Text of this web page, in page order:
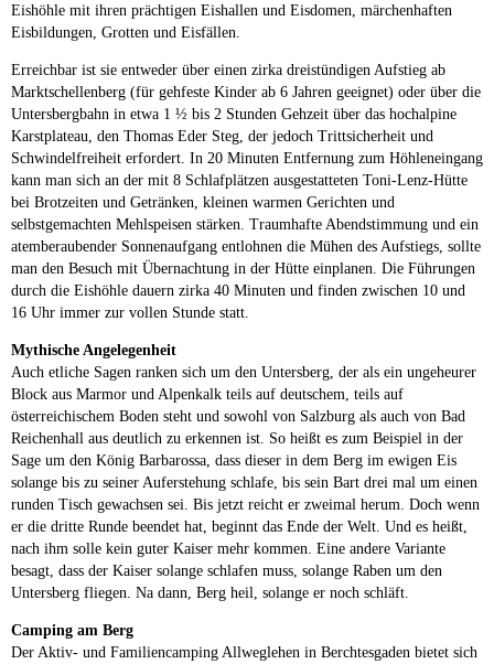
Eishöhle mit ihren prächtigen Eishallen und Eisdomen, märchenhaften
Eisbildungen, Grotten und Eisfällen.
Erreichbar ist sie entweder über einen zirka dreistündigen Aufstieg ab
Marktschellenberg (für gehfeste Kinder ab 6 Jahren geeignet) oder über die
Untersbergbahn in etwa 1 ½ bis 2 Stunden Gehzeit über das hochalpine
Karstplateau, den Thomas Eder Steg, der jedoch Trittsicherheit und
Schwindelfreiheit erfordert. In 20 Minuten Entfernung zum Höhleneingang
kann man sich an der mit 8 Schlafplätzen ausgestatteten Toni-Lenz-Hütte
bei Brotzeiten und Getränken, kleinen warmen Gerichten und
selbstgemachten Mehlspeisen stärken. Traumhafte Abendstimmung und ein
atemberaubender Sonnenaufgang entlohnen die Mühen des Aufstiegs, sollte
man den Besuch mit Übernachtung in der Hütte einplanen. Die Führungen
durch die Eishöhle dauern zirka 40 Minuten und finden zwischen 10 und
16 Uhr immer zur vollen Stunde statt.
Mythische Angelegenheit
Auch etliche Sagen ranken sich um den Untersberg, der als ein ungeheurer
Block aus Marmor und Alpenkalk teils auf deutschem, teils auf
österreichischem Boden steht und sowohl von Salzburg als auch von Bad
Reichenhall aus deutlich zu erkennen ist. So heißt es zum Beispiel in der
Sage um den König Barbarossa, dass dieser in dem Berg im ewigen Eis
solange bis zu seiner Auferstehung schlafe, bis sein Bart drei mal um einen
runden Tisch gewachsen sei. Bis jetzt reicht er zweimal herum. Doch wenn
er die dritte Runde beendet hat, beginnt das Ende der Welt. Und es heißt,
nach ihm solle kein guter Kaiser mehr kommen. Eine andere Variante
besagt, dass der Kaiser solange schlafen muss, solange Raben um den
Untersberg fliegen. Na dann, Berg heil, solange er noch schläft.
Camping am Berg
Der Aktiv- und Familiencamping Allweglehen in Berchtesgaden bietet sich